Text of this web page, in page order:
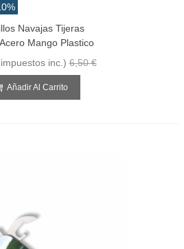
Navajas Tijeras
Mango Plastico
inc.) 6,50 €
Añadir Al Carrito